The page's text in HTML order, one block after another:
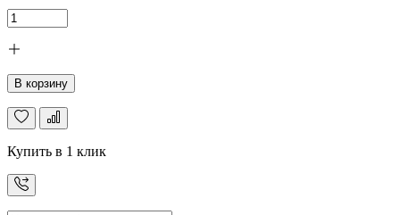
В корзину
Купить в 1 клик